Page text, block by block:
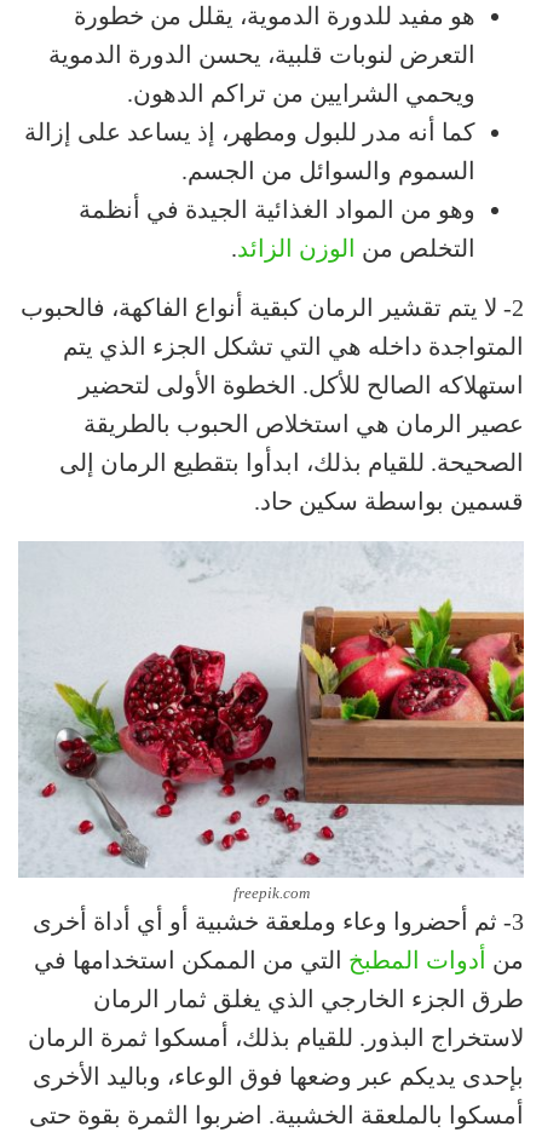
هو مفيد للدورة الدموية، يقلل من خطورة
التعرض لنوبات قلبية، يحسن الدورة الدموية
ويحمي الشرايين من تراكم الدهون.
كما أنه مدر للبول ومطهر، إذ يساعد على إزالة
السموم والسوائل من الجسم.
وهو من المواد الغذائية الجيدة في أنظمة
التخلص من الوزن الزائد.
2- لا يتم تقشير الرمان كبقية أنواع الفاكهة، فالحبوب
المتواجدة داخله هي التي تشكل الجزء الذي يتم
استهلاكه الصالح للأكل. الخطوة الأولى لتحضير
عصير الرمان هي استخلاص الحبوب بالطريقة
الصحيحة. للقيام بذلك، ابدأوا بتقطيع الرمان إلى
قسمين بواسطة سكين حاد.
freepik.com
3- ثم أحضروا وعاء وملعقة خشبية أو أي أداة أخرى
من أدوات المطبخ التي من الممكن استخدامها في
طرق الجزء الخارجي الذي يغلق ثمار الرمان
لاستخراج البذور. للقيام بذلك، أمسكوا ثمرة الرمان
بإحدى يديكم عبر وضعها فوق الوعاء، وباليد الأخرى
أمسكوا بالملعقة الخشبية. اضربوا الثمرة بقوة حتى